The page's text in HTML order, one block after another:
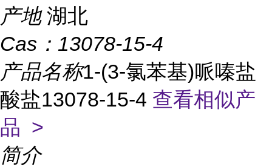
产地 湖北
Cas： 13078-15-4
产品名称1-(3-氯苯基)哌嗪盐
酸盐13078-15-4 查看相似产
品 >
简介